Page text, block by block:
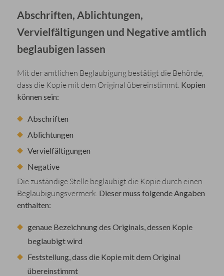
Abschriften, Ablichtungen,
Vervielfältigungen und Negative amtlich
beglaubigen lassen
Mit der amtlichen Beglaubigung bestätigt die Behörde,
dass die Kopie mit dem Original übereinstimmt. Kopien
können sein:
Abschriften
Ablichtungen
Vervielfältigungen
Negative
Die zuständige Stelle beglaubigt die Kopie durch einen
Beglaubigungsvermerk. Dieser muss folgende Angaben
enthalten:
genaue Bezeichnung des Originals, dessen Kopie
beglaubigt wird
Feststellung, dass die Kopie mit dem Original
übereinstimmt